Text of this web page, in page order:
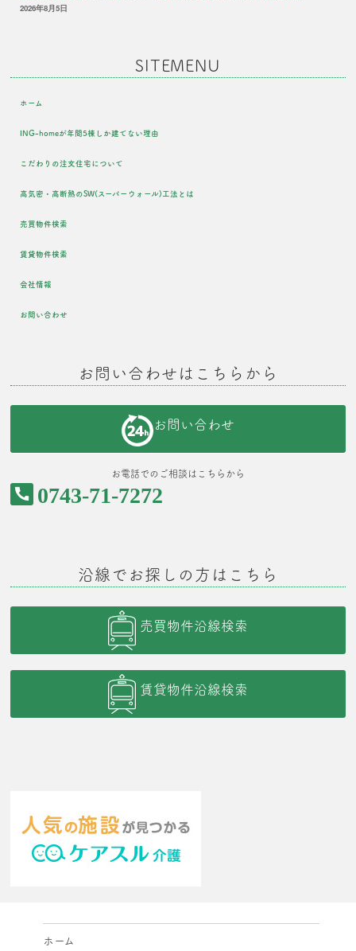
2026年8月5日
SITEMENU
ホーム
ING-homeが年間5棟しか建てない理由
こだわりの注文住宅について
高気密・高断熱のSW(スーパーウォール)工法とは
売買物件検索
賃貸物件検索
会社情報
お問い合わせ
お問い合わせはこちらから
お問い合わせ
お電話でのご相談はこちらから
0743-71-7272
沿線でお探しの方はこちら
売買物件沿線検索
賃貸物件沿線検索
ホーム